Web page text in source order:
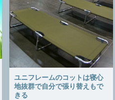
ユニフレームのコットは寝心
地抜群で自分で張り替えもで
きる